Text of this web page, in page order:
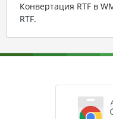
Конвертация RTF в
RTF.